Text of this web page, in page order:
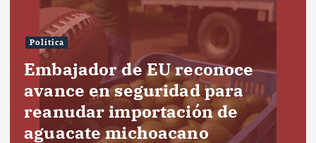
Política
Embajador de EU reconoce
avance en seguridad para
reanudar importación de
aguacate michoacano